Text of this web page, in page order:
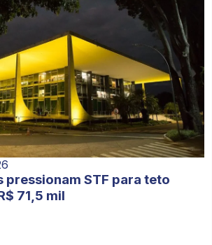
pressionam STF para teto
71,5 mil